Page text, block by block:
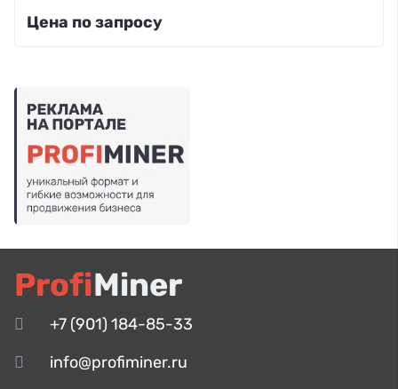
Цена по запросу
ProfiMiner
+7 (901) 184-85-33
info@profiminer.ru